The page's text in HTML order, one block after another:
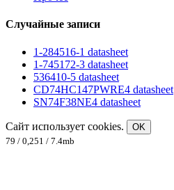
Случайные записи
1-284516-1 datasheet
1-745172-3 datasheet
536410-5 datasheet
CD74HC147PWRE4 datasheet
SN74F38NE4 datasheet
Сайт использует cookies.
OK
79 / 0,251 / 7.4mb